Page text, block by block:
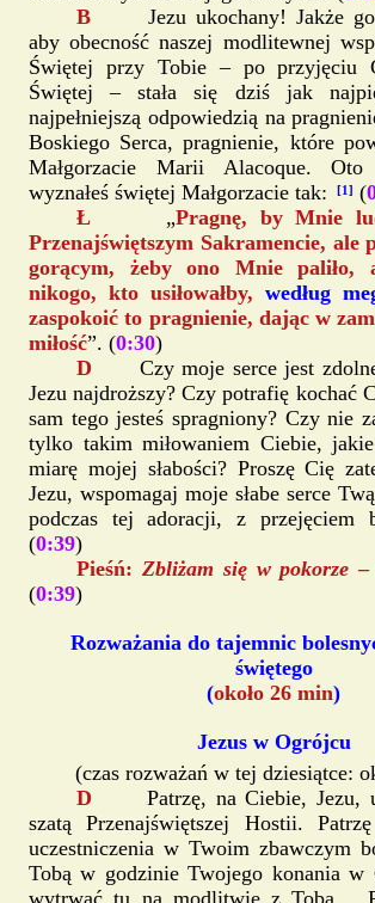
B Jezu ukochany! Jakże
aby obecność naszej modlitewnej
Świętej przy Tobie – po przyjęciu
Świętej – stała się dziś jak
najpełniejszą odpowiedzią na
Boskiego Serca, pragnienie, które
Małgorzacie Marii Alacoque.
wyznałeś świętej Małgorzacie tak:
[1] (
Ł „Pragnę, by Mnie
Przenajświętszym Sakramencie, ale
gorącym, żeby ono Mnie paliło,
nikogo, kto usiłowałby, według
zaspokoić to pragnienie, dając w
miłość”. (0:30)
D Czy moje serce jest
Jezu najdroższy? Czy potrafię kochać
sam tego jesteś spragniony? Czy nie
tylko takim miłowaniem Ciebie,
miarę mojej słabości? Proszę Cię
Jezu, wspomagaj moje słabe serce
podczas tej adoracji, z przejęciem
(0:39)
Pieśń: Zbliżam się w pokorze
(0:39)
Rozważania do tajemnic
świętego
(około 26 min)
Jezus w Ogrójcu
(czas rozważań w tej dziesiątce:
D Patrzę, na Ciebie, Jezu,
szatą Przenajświętszej Hostii.
uczestniczenia w Twoim zbawczym
Tobą w godzinie Twojego konania w
wytrwać tu na modlitwie z Tobą…